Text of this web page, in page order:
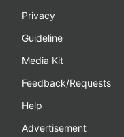
Privacy
Guideline
Media Kit
Feedback/Requests
Help
Advertisement